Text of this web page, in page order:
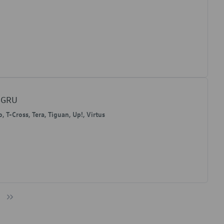
T-Cross, Tera, Tiguan, Up!, Virtus